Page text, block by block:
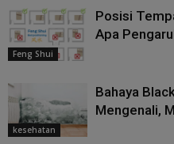
Feng Shui
Posisi
Apa
kesehatan
Bahaya
Mengenali,